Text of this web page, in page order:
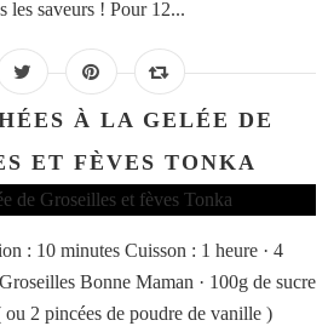
les saveurs ! Pour 12...
À LA GELÉE DE
ET FÈVES TONKA
: 10 minutes Cuisson : 1 heure · 4
Bonne Maman · 100g de sucre
2 pincées de poudre de vanille )